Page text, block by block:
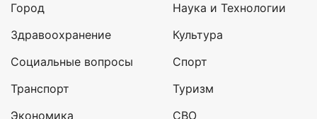
Город
Здравоохранение
Социальные вопросы
Транспорт
Экономика
Наука и Технологии
Культура
Спорт
Туризм
СВО